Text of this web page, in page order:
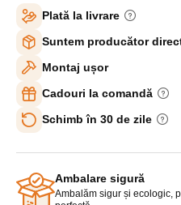
Plată la livrare
Suntem producător
Montaj ușor
Cadouri la comandă
Schimb în 30 de zile
Ambalare sigură
Ambalăm sigur și ecologic,